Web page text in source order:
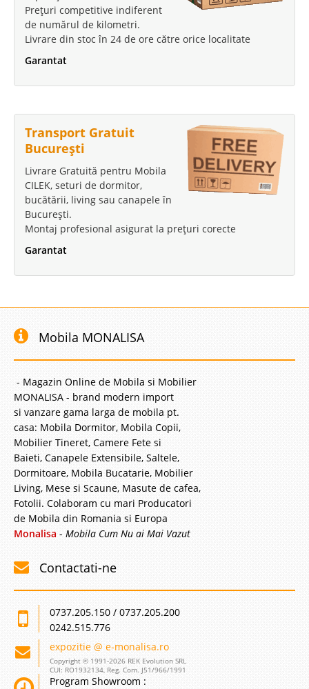
Prețuri competitive indiferent
de numărul de kilometri.
Livrare din stoc în 24 de ore către orice localitate
Garantat
Transport Gratuit
București
Livrare Gratuită pentru Mobila
CILEK, seturi de dormitor,
bucătării, living sau canapele în
București.
Montaj profesional asigurat la prețuri corecte
Garantat
Mobila MONALISA
- Magazin Online de Mobila si Mobilier
MONALISA - brand modern import
si vanzare gama larga de mobila pt.
casa: Mobila Dormitor, Mobila Copii,
Mobilier Tineret, Camere Fete si
Baieti, Canapele Extensibile, Saltele,
Dormitoare, Mobila Bucatarie, Mobilier
Living, Mese si Scaune, Masute de cafea,
Fotolii. Colaboram cu mari Producatori
de Mobila din Romania si Europa
Monalisa - Mobila Cum Nu ai Mai Vazut
Contactati-ne
0737.205.150 / 0737.205.200
0242.515.776
expozitie @ e-monalisa.ro
Copyright © 1991-2026 REK Evolution SRL
CUI: RO1932134, Reg. Com. J51/966/1991
Program Showroom :